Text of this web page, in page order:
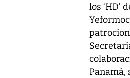
los ‘HD’
Panamá,